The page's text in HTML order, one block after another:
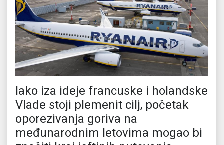
Iako iza ideje francuske i holandske
Vlade stoji plemenit cilj, početak
oporezivanja goriva na
međunarodnim letovima mogao bi